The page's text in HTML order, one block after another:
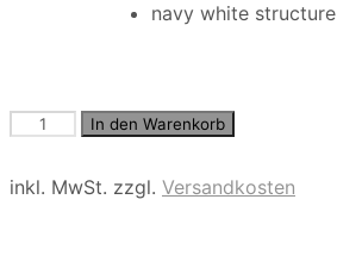
navy white structure
structuredIn den Warenkorb
inkl. MwSt. zzgl. Versandkosten